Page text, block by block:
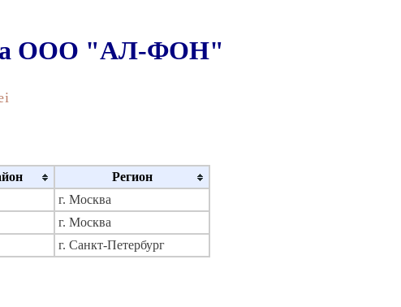
ООО "АЛ-ФОН"
Регион
г. Москва
г. Москва
г. Санкт-Петербург